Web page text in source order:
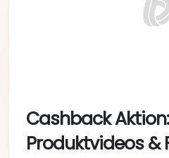
Cashback
Produktvideos &